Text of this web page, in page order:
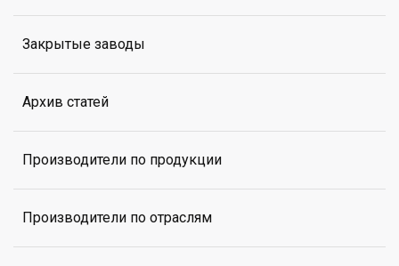
Закрытые заводы
Архив статей
Производители по продукции
Производители по отраслям